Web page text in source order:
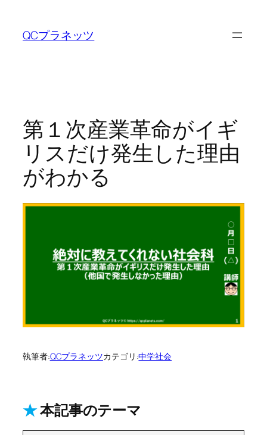
QCプラネッツ
第１次産業革命がイギ
リスだけ発生した理由
がわかる
執筆者:QCプラネッツカテゴリ:中学社会
★本記事のテーマ